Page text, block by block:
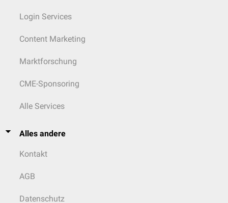
Login Services
Content Marketing
Marktforschung
CME-Sponsoring
Alle Services
Alles andere
Kontakt
AGB
Datenschutz